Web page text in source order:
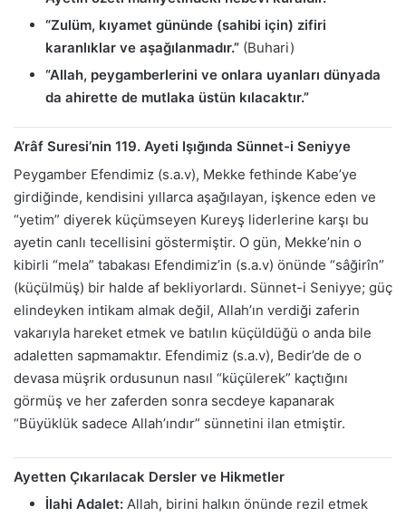
“Zulüm, kıyamet gününde (sahibi için) zifiri
karanlıklar ve aşağılanmadır.” (Buhari)
“Allah, peygamberlerini ve onlara uyanları dünyada
da ahirette de mutlaka üstün kılacaktır.”
A’râf Suresi’nin 119. Ayeti Işığında Sünnet-i Seniyye
Peygamber Efendimiz (s.a.v), Mekke fethinde Kabe’ye
girdiğinde, kendisini yıllarca aşağılayan, işkence eden ve
“yetim” diyerek küçümseyen Kureyş liderlerine karşı bu
ayetin canlı tecellisini göstermiştir. O gün, Mekke’nin o
kibirli “mela” tabakası Efendimiz’in (s.a.v) önünde “sâğirîn”
(küçülmüş) bir halde af bekliyorlardı. Sünnet-i Seniyye; güç
elindeyken intikam almak değil, Allah’ın verdiği zaferin
vakarıyla hareket etmek ve batılın küçüldüğü o anda bile
adaletten sapmamaktır. Efendimiz (s.a.v), Bedir’de de o
devasa müşrik ordusunun nasıl “küçülerek” kaçtığını
görmüş ve her zaferden sonra secdeye kapanarak
“Büyüklük sadece Allah’ındır” sünnetini ilan etmiştir.
Ayetten Çıkarılacak Dersler ve Hikmetler
İlahi Adalet: Allah, birini halkın önünde rezil etmek